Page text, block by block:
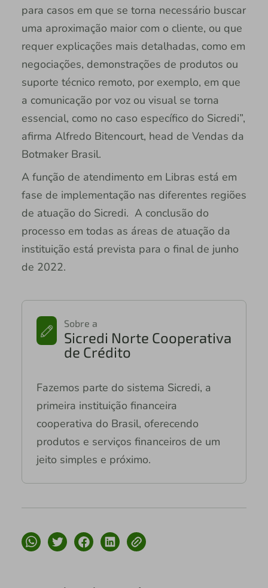
para casos em que se torna necessário buscar
uma aproximação maior com o cliente, ou que
requer explicações mais detalhadas, como em
negociações, demonstrações de produtos ou
suporte técnico remoto, por exemplo, em que
a comunicação por voz ou visual se torna
essencial, como no caso específico do Sicredi”,
afirma Alfredo Bitencourt, head de Vendas da
Botmaker Brasil.
A função de atendimento em Libras está em
fase de implementação nas diferentes regiões
de atuação do Sicredi. A conclusão do
processo em todas as áreas de atuação da
instituição está prevista para o final de junho
de 2022.
Sobre a
Sicredi Norte Cooperativa
de Crédito
Fazemos parte do sistema Sicredi, a
primeira instituição financeira
cooperativa do Brasil, oferecendo
produtos e serviços financeiros de um
jeito simples e próximo.